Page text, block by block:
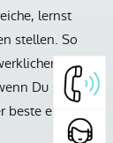
lernst
stellen. So
oder
Du später
erste